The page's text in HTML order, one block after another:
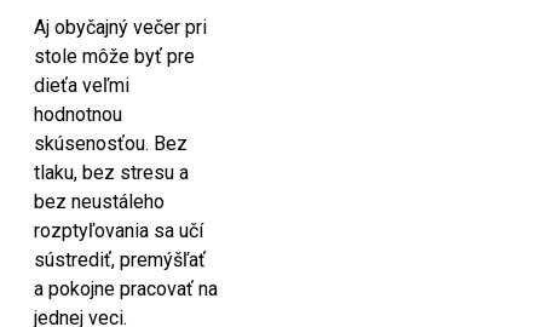
Aj obyčajný večer pri
stole môže byť pre
dieťa veľmi
hodnotnou
skúsenosťou. Bez
tlaku, bez stresu a
bez neustáleho
rozptyľovania sa učí
sústrediť, premýšľať
a pokojne pracovať na
jednej veci.